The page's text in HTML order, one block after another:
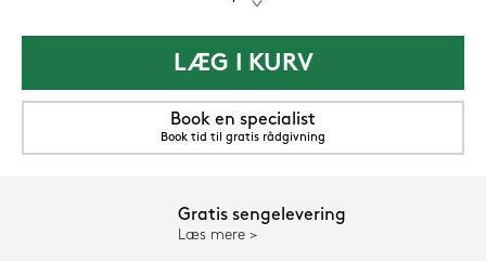
LÆG I KURV
Book en specialist
Book tid til gratis rådgivning
Gratis sengelevering
Læs mere